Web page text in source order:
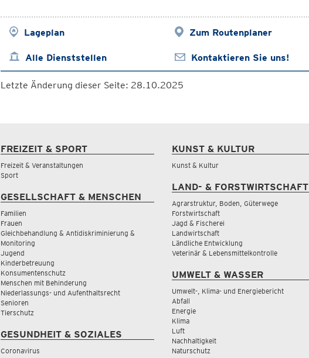
Lageplan Zum Routenplaner
Alle Dienststellen Kontaktieren Sie uns!
Letzte Änderung dieser Seite: 28.10.2025
FREIZEIT & SPORT
Freizeit & Veranstaltungen
Sport
GESELLSCHAFT & MENSCHEN
Familien
Frauen
Gleichbehandlung & Antidiskriminierung &
Monitoring
Jugend
Kinderbetreuung
Konsumentenschutz
Menschen mit Behinderung
Niederlassungs- und Aufenthaltsrecht
Senioren
Tierschutz
GESUNDHEIT & SOZIALES
Coronavirus
KUNST & KULTUR
Kunst & Kultur
LAND- & FORSTWIRTSCHAFT
Agrarstruktur, Boden, Güterwege
Forstwirtschaft
Jagd & Fischerei
Landwirtschaft
Ländliche Entwicklung
Veterinär & Lebensmittelkontrolle
UMWELT & WASSER
Umwelt-, Klima- und Energiebericht
Abfall
Energie
Klima
Luft
Nachhaltigkeit
Naturschutz